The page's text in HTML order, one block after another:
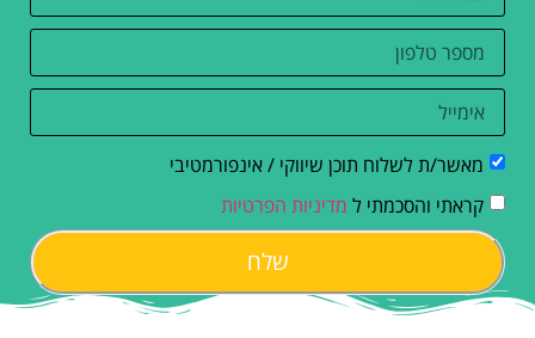
מאשר/ת לשלוח תוכן שיווקי / אינפורמטיבי
קראתי והסכמתי ל מדיניות הפרטיות
שלח